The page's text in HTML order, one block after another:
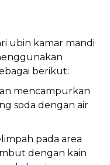
ubin kamar mandi
berikut:
mencampurkan
soda dengan air
pada area
dengan kain